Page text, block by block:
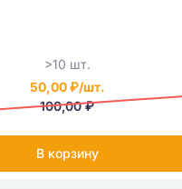
>10 шт.
50,00 ₽/шт.
100,00 ₽
В корзину